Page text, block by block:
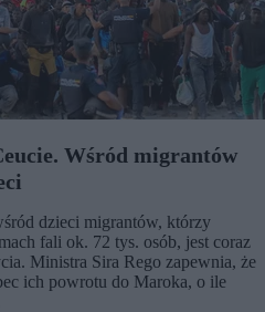
Wśród migrantów
dzieci migrantów, którzy
fali ok. 72 tys. osób, jest coraz
Ministra Sira Rego zapewnia, że
ich powrotu do Maroka, o ile